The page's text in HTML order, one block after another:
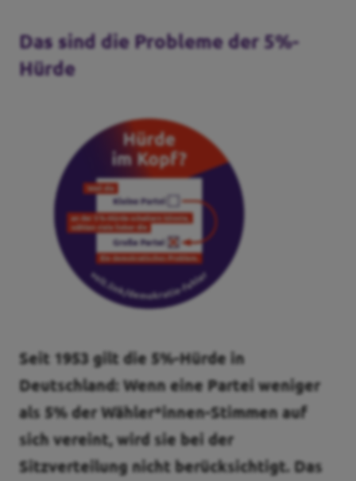
Mache bei uns mit!
Deine Spende für Volt!
Jobs bei Volt
Events und Treffen
Transparenz
Pressemitteilungen
Datenschutz
Das sind die Probleme der 5%-
Hürde
Seit 1953 gilt die 5%-Hürde in
Deutschland: Wenn eine Partei weniger
als 5% der Wähler*innen-Stimmen auf
sich vereint, wird sie bei der
Sitzverteilung nicht berücksichtigt. Das